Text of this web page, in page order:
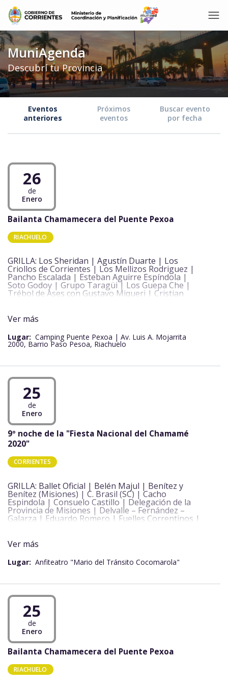
MuniAgenda
Descubrí tu Provincia
Eventos
anteriores
Próximos
eventos
Buscar evento
por fecha
26
de
Enero
Bailanta Chamamecera del Puente Pexoa
RIACHUELO
GRILLA: Los Sheridan | Agustín Duarte | Los
Criollos de Corrientes | Los Mellizos Rodriguez |
Pancho Escalada | Esteban Aguirre Espíndola |
Soto Godoy | Grupo Taragüi | Los Guepa Che |
Trébol de Ases con Gustavo Miqueri | Cristian
Conjunto | Sanluiseñísimo Tato Ramirez |
Ver más
Lugar: Camping Puente Pexoa | Av. Luis A. Mojarrita
2000, Barrio Paso Pesoa, Riachuelo
25
de
Enero
9º noche de la "Fiesta Nacional del Chamamé
2020"
CORRIENTES
GRILLA: Ballet Oficial | Belén Majul | Benítez y
Benítez (Misiones) | C. Brasil (SC) | Cacho
Espindola | Consuelo Castillo | Delegación de la
Provincia de Misiones | Delvalle – Fernández –
Galarza | Eduardo Romero | Fuelles Correntinos |
Fé) | Grupo Nuevo Horizonte (Ituzaingó) | Grupo
Pedro Sorribes | Mirian Asuad y Martín Chemes |
Néstor y Ariel Acuña | Néstor y los caminantes
Escalada y su conjunto | Quinteto Cocomarola |
Vicente) | Sonia Álvarez | Trébol de Ases con
Gustavo Miqueri | Tupá y el Movimiento Corriente
Nueva |
Ver más
Lugar: Anfiteatro "Mario del Tránsito Cocomarola"
25
de
Enero
Bailanta Chamamecera del Puente Pexoa
RIACHUELO